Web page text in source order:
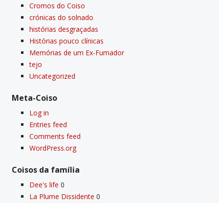
Cromos do Coiso
crónicas do solnado
histórias desgraçadas
Histórias pouco clí­nicas
Memórias de um Ex-Fumador
tejo
Uncategorized
Meta-Coiso
Log in
Entries feed
Comments feed
WordPress.org
Coisos da famí­lia
Dee's life 0
La Plume Dissidente 0